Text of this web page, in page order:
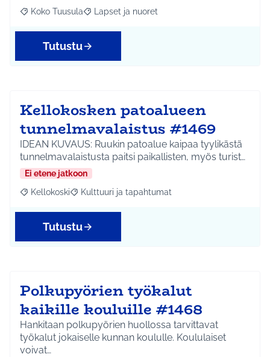
Rajaa tulokset aihepiirin mukaan: Koko Tuusula
Koko Tuusula Rajaa tulokset teeman mukaan: Lapset ja
Lapset ja nuoret
Tutustu
Kellokosken patoalueen
tunnelmavalaistus #1469
IDEAN KUVAUS: Ruukin patoalue kaipaa tyylikästä
tunnelmavalaistusta paitsi paikallisten, myös turist…
Ei etene jatkoon
Rajaa tulokset aihepiirin mukaan: Kellokoski
Kellokoski Rajaa tulokset teeman mukaan: Kulttuuri ja
Kulttuuri ja tapahtumat
Tutustu
Polkupyörien työkalut
kaikille kouluille #1468
Hankitaan polkupyörien huollossa tarvittavat
työkalut jokaiselle kunnan koululle. Koululaiset
voivat…